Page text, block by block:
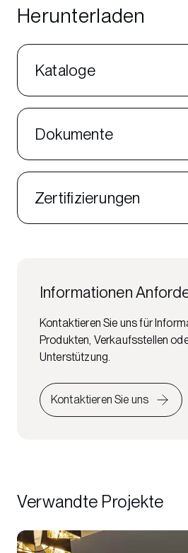
Herunterladen
Kataloge
Dokumente
Zertifizierungen
Informationen
Kontaktieren Sie uns für
Produkten, Verkaufsstellen
Unterstützung.
Kontaktieren Sie uns
Verwandte Projekte